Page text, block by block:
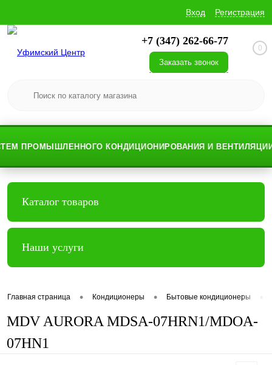
Вход Регистрация
+7 (347) 262-66-77
Заказать звонок
0
ПРОМЫШЛЕННОГО КОНДИЦИОНИРОВАНИЯ И ВЕНТИЛЯЦИИ
Каталог товаров
Наши услуги
Главная страница • Кондиционеры • Бытовые кондиционеры
MDV AURORA MDSA-07HRN1/MDOA-
07HN1